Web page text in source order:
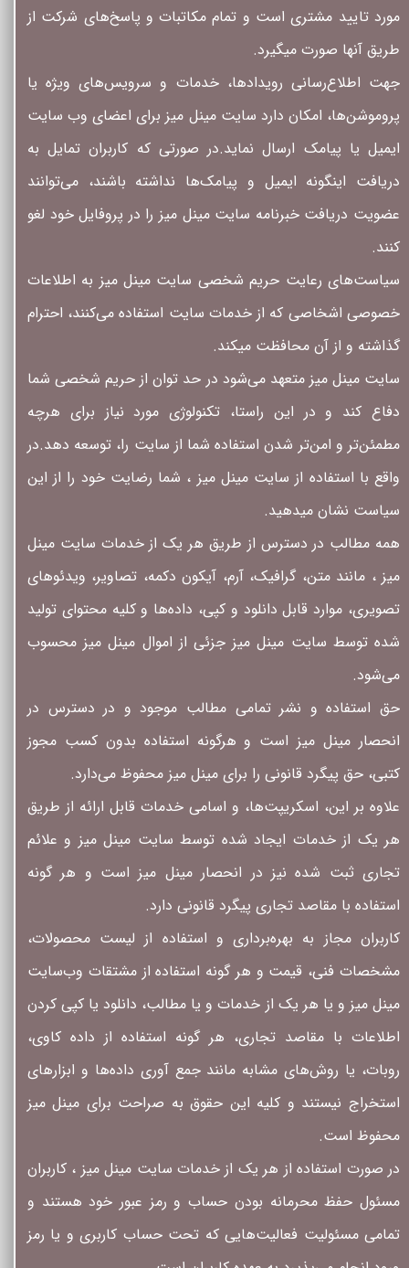
مورد تایید مشتری است و تمام مکاتبات و پاسخ‌های شرکت از
طریق آنها صورت میگیرد.
جهت اطلاع‌رسانی رویدادها، خدمات و سرویس‌های ویژه یا
پروموشن‌ها، امکان دارد سایت مینل میز برای اعضای وب سایت
ایمیل یا پیامک ارسال نماید.در صورتی که کاربران تمایل به
دریافت اینگونه ایمیل و پیامک‌ها نداشته باشند، می‌توانند
عضویت دریافت خبرنامه سایت مینل میز را در پروفایل خود لغو
کنند.
سیاست‏‌های رعایت حریم شخصی سایت مینل میز به اطلاعات
خصوصی اشخاصى که از خدمات سایت استفاده می‏‌کنند، احترام
گذاشته و از آن محافظت میکند.
سایت مینل میز متعهد می‏‌شود در حد توان از حریم شخصی شما
دفاع کند و در این راستا، تکنولوژی مورد نیاز برای هرچه
مطمئن‏‌تر و امن‏‌تر شدن استفاده شما از سایت را، توسعه دهد.در
واقع با استفاده از سایت مینل میز ، شما رضایت خود را از این
سیاست نشان میدهید.
همه مطالب در دسترس از طریق هر یک از خدمات سایت مینل
میز ، مانند متن، گرافیک، آرم، آیکون دکمه، تصاویر، ویدئوهای
تصویری، موارد قابل دانلود و کپی، داده‌ها و کلیه محتوای تولید
شده توسط سایت مینل میز جزئی از اموال مینل میز محسوب
می‏‌شود.
حق استفاده و نشر تمامی مطالب موجود و در دسترس در
انحصار مینل میز است و هرگونه استفاده بدون کسب مجوز
کتبی، حق پیگرد قانونی را برای مینل میز محفوظ می‏‌دارد.
علاوه بر این، اسکریپت‌ها، و اسامی خدمات قابل ارائه از طریق
هر یک از خدمات ایجاد شده توسط سایت مینل میز و علائم
تجاری ثبت شده نیز در انحصار مینل میز است و هر گونه
استفاده با مقاصد تجاری پیگرد قانونی دارد.
کاربران مجاز به بهره‌‏برداری و استفاده از لیست محصولات،
مشخصات فنی، قیمت و هر گونه استفاده از مشتقات وب‏‌سایت
مینل میز و یا هر یک از خدمات و یا مطالب، دانلود یا کپی کردن
اطلاعات با مقاصد تجاری، هر گونه استفاده از داده کاوی،
روبات، یا روش‌‏های مشابه مانند جمع آوری داده‌‏ها و ابزارهای
استخراج نیستند و کلیه این حقوق به صراحت برای مینل میز
محفوظ است.
در صورت استفاده از هر یک از خدمات سایت مینل میز ، کاربران
مسئول حفظ محرمانه بودن حساب و رمز عبور خود هستند و
تمامی مسئولیت فعالیت‌‏هایی که تحت حساب کاربری و یا رمز